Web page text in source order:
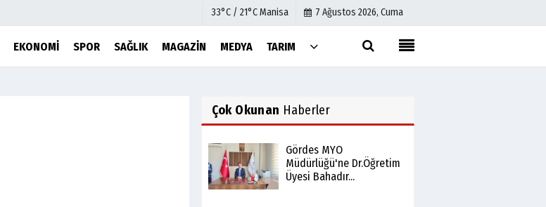
33°C / 21°C Manisa 7 Ağustos 2026, Cuma
EKONOMI SPOR SAĞLIK MAGAZIN MEDYA TARIM
İletişim
Çerez Politikası
Gizlilik İlkeleri
Çok Okunan Haberler
Gördes MYO
Müdürlüğü'ne Dr.Öğretim
Üyesi Bahadır...